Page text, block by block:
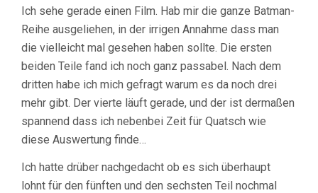
Ich sehe gerade einen Film. Hab mir die ganze Batman-
Reihe ausgeliehen, in der irrigen Annahme dass man
die vielleicht mal gesehen haben sollte. Die ersten
beiden Teile fand ich noch ganz passabel. Nach dem
dritten habe ich mich gefragt warum es da noch drei
mehr gibt. Der vierte läuft gerade, und der ist dermaßen
spannend dass ich nebenbei Zeit für Quatsch wie
diese Auswertung finde…
Ich hatte drüber nachgedacht ob es sich überhaupt
lohnt für den fünften und den sechsten Teil nochmal